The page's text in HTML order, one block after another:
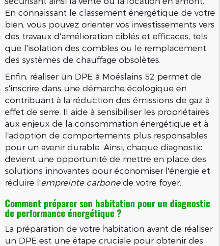
En connaissant le classement énergétique de votre
bien, vous pouvez orienter vos investissements vers
des travaux d'amélioration ciblés et efficaces, tels
que l'isolation des combles ou le remplacement
des systèmes de chauffage obsolètes.
Enfin, réaliser un DPE à Moëslains 52 permet de
s'inscrire dans une démarche écologique en
contribuant à la réduction des émissions de gaz à
effet de serre. Il aide à sensibiliser les propriétaires
aux enjeux de la consommation énergétique et à
l'adoption de comportements plus responsables
pour un avenir durable. Ainsi, chaque diagnostic
devient une opportunité de mettre en place des
solutions innovantes pour économiser l'énergie et
réduire l'empreinte carbonede votre foyer.
Comment préparer son habitation pour un diagnostic
de performance énergétique ?
La préparation de votre habitation avant de réaliser
un DPE est une étape cruciale pour obtenir des